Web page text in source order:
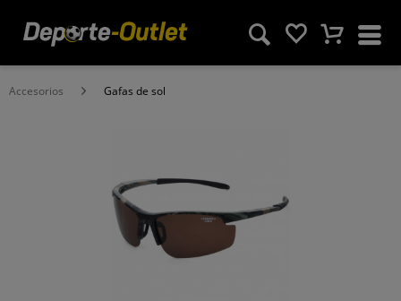
Accesorios Gafas de sol